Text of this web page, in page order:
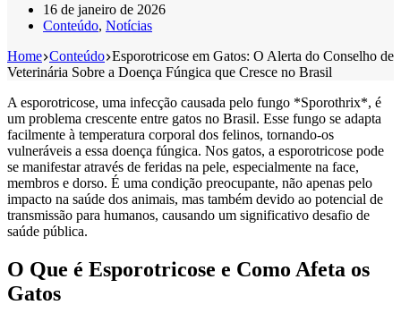
16 de janeiro de 2026
Conteúdo, Notícias
Home Conteúdo Esporotricose em Gatos: O Alerta do Conselho de
Veterinária Sobre a Doença Fúngica que Cresce no Brasil
A esporotricose, uma infecção causada pelo fungo *Sporothrix*, é
um problema crescente entre gatos no Brasil. Esse fungo se adapta
facilmente à temperatura corporal dos felinos, tornando-os
vulneráveis a essa doença fúngica. Nos gatos, a esporotricose pode
se manifestar através de feridas na pele, especialmente na face,
membros e dorso. É uma condição preocupante, não apenas pelo
impacto na saúde dos animais, mas também devido ao potencial de
transmissão para humanos, causando um significativo desafio de
saúde pública.
O Que é Esporotricose e Como Afeta os
Gatos